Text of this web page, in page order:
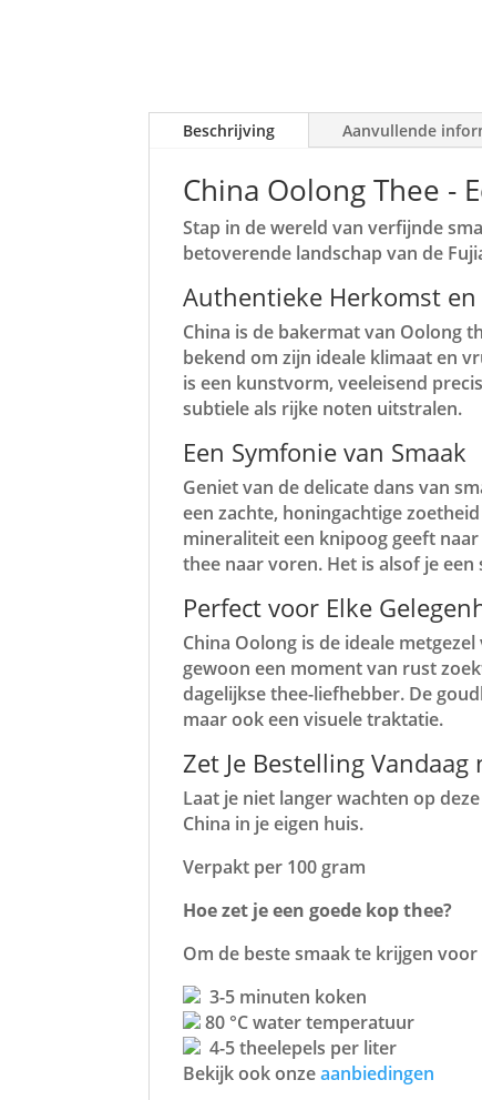
Beschrijving Aanvullende
China Oolong Thee -
Stap in de wereld van verfijnde
betoverende landschap van de
Authentieke Herkomst
China is de bakermat van Oolong
bekend om zijn ideale klimaat en
is een kunstvorm, veeleisend
subtiele als rijke noten uitstralen.
Een Symfonie van Smaak
Geniet van de delicate dans van
een zachte, honingachtige
mineraliteit een knipoog geeft
thee naar voren. Het is alsof je
Perfect voor Elke
China Oolong is de ideale
gewoon een moment van rust
dagelijkse thee-liefhebber. De
maar ook een visuele traktatie.
Zet Je Bestelling Vandaag
Laat je niet langer wachten op
China in je eigen huis.
Verpakt per 100 gram
Hoe zet je een goede kop thee?
Om de beste smaak te krijgen
3-5 minuten koken
80 °C water temperatuur
4-5 theelepels per liter
Bekijk ook onzeaanbiedingen